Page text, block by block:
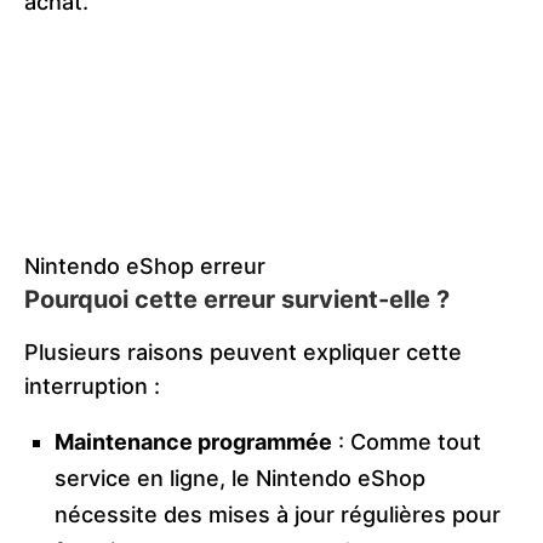
Nintendo eShop erreur
Pourquoi cette erreur survient-elle ?
Plusieurs raisons peuvent expliquer cette
interruption :
Maintenance programmée : Comme tout
service en ligne, le Nintendo eShop
nécessite des mises à jour régulières pour